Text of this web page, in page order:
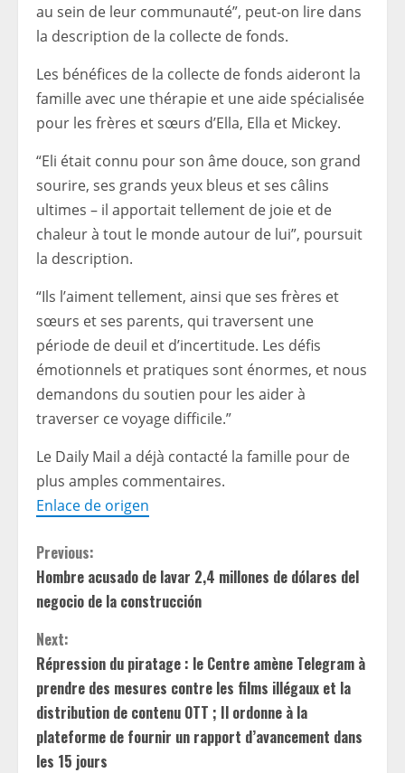
au sein de leur communauté”, peut-on lire dans
la description de la collecte de fonds.
Les bénéfices de la collecte de fonds aideront la
famille avec une thérapie et une aide spécialisée
pour les frères et sœurs d’Ella, Ella et Mickey.
“Eli était connu pour son âme douce, son grand
sourire, ses grands yeux bleus et ses câlins
ultimes – il apportait tellement de joie et de
chaleur à tout le monde autour de lui”, poursuit
la description.
“Ils l’aiment tellement, ainsi que ses frères et
sœurs et ses parents, qui traversent une
période de deuil et d’incertitude. Les défis
émotionnels et pratiques sont énormes, et nous
demandons du soutien pour les aider à
traverser ce voyage difficile.”
Le Daily Mail a déjà contacté la famille pour de
plus amples commentaires.
Enlace de origen
C
o
n
t
i
n
Previous:
Hombre acusado de lavar 2,4 millones de dólares del
negocio de la construcción
Next:
Répression du piratage : le Centre amène Telegram à
prendre des mesures contre les films illégaux et la
distribution de contenu OTT ; Il ordonne à la
plateforme de fournir un rapport d’avancement dans
les 15 jours